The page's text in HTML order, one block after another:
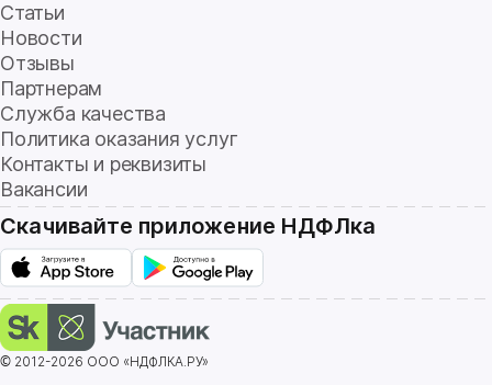
Статьи
Новости
Отзывы
Партнерам
Служба качества
Политика оказания услуг
Контакты и реквизиты
Вакансии
Скачивайте приложение НДФЛка
© 2012-2026 ООО «НДФЛКА.РУ»